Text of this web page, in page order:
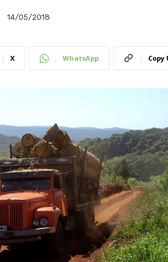
14/05/2018
X WhatsApp Copy